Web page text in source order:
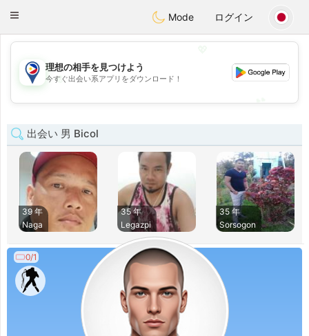
PhilippinesChat
Toggle
Mode ログイン
💖
💕
理想の相手を見つけよう
今すぐ出会い系アプリをダウンロード！
出会い 男 Bicol
39 年
Naga
35 年
Legazpi
35 年
Sorsogon
0/1